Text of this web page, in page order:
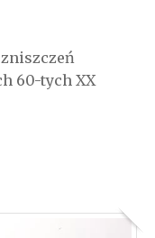
60-tych XX